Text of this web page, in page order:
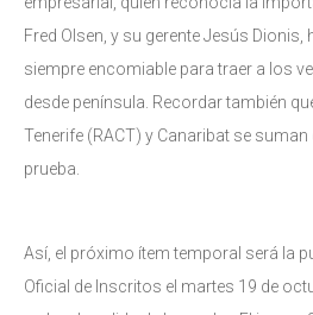
Fred Olsen, y su gerente Jesús
siempre encomiable para traer a los
desde península. Recordar también
Tenerife (RACT) y Canaribat se
prueba.
Así, el próximo ítem temporal será la
Oficial de Inscritos el martes 19 de